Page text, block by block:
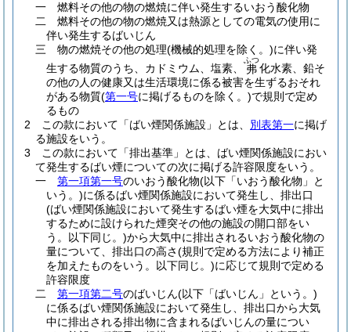
一
燃料その他の物の燃焼に伴い発生するいおう酸化物
二
燃料その他の物の燃焼又は熱源としての電気の使用に
伴い発生するばいじん
三
物の燃焼その他の処理(機械的処理を除く。)に伴い発
生する物質のうち、カドミウム、塩素、
弗
ふつ
化水素、鉛そ
の他の人の健康又は生活環境に係る被害を生ずるおそれ
がある物質(第一号に掲げるものを除く。)で規則で定め
るもの
2
この款において「ばい煙関係施設」とは、 別表第一に掲げ
る施設をいう。
3
この款において「排出基準」とは、ばい煙関係施設におい
て発生するばい煙についての次に掲げる許容限度をいう。
一
第一項第一号のいおう酸化物(以下「いおう酸化物」と
いう。)に係るばい煙関係施設において発生し、排出口
(ばい煙関係施設において発生するばい煙を大気中に排出
するために設けられた煙突その他の施設の開口部をい
う。以下同じ。)から大気中に排出されるいおう酸化物の
量について、排出口の高さ(規則で定める方法により補正
を加えたものをいう。以下同じ。)に応じて規則で定める
許容限度
二
第一項第二号のばいじん(以下「ばいじん」という。)
に係るばい煙関係施設において発生し、排出口から大気
中に排出される排出物に含まれるばいじんの量につい